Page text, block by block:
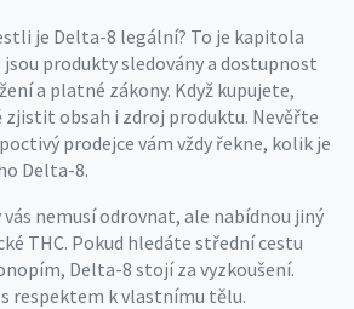
je Delta-8 legální? To je kapitola
jsou produkty sledovány a dostupnost
a platné zákony. Když kupujete,
zjistit obsah i zdroj produktu. Nevěřte
prodejce vám vždy řekne, kolik je
Delta-8.
nemusí odrovnat, ale nabídnou jiný
THC. Pokud hledáte střední cestu
Delta-8 stojí za vyzkoušení.
respektem k vlastnímu tělu.